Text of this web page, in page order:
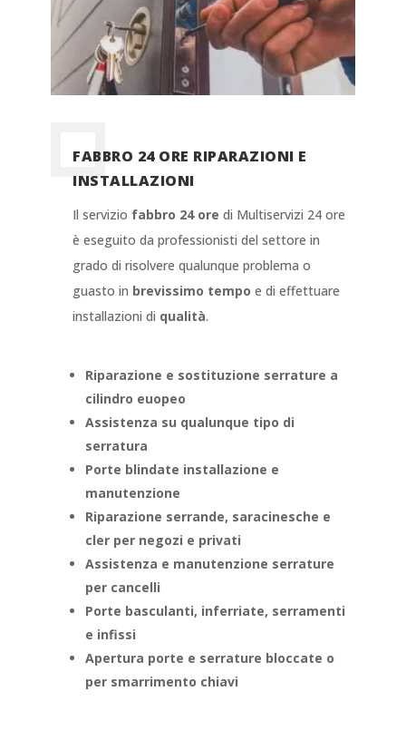
FABBRO 24 ORE RIPARAZIONI E
INSTALLAZIONI
Il servizio fabbro 24 ore di Multiservizi 24 ore
è eseguito da professionisti del settore in
grado di risolvere qualunque problema o
guasto in brevissimo tempo e di effettuare
installazioni di qualità.
Riparazione e sostituzione serrature a
cilindro euopeo
Assistenza su qualunque tipo di
serratura
Porte blindate installazione e
manutenzione
Riparazione serrande, saracinesche e
cler per negozi e privati
Assistenza e manutenzione serrature
per cancelli
Porte basculanti, inferriate, serramenti
e infissi
Apertura porte e serrature bloccate o
per smarrimento chiavi